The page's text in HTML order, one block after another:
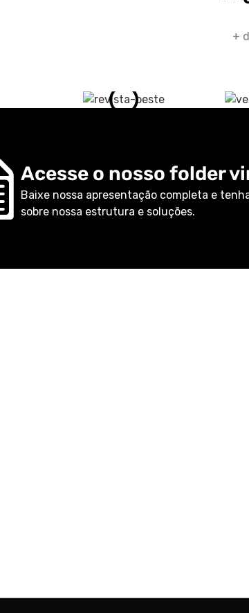
+
Acesse o nosso folder
Baixe nossa apresentação completa e
sobre nossa estrutura e soluções.